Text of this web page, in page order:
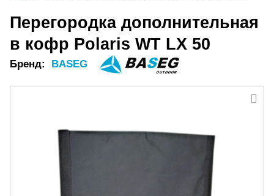
Перегородка дополнительная
в кофр Polaris WT LX 50
Бренд: BASEG